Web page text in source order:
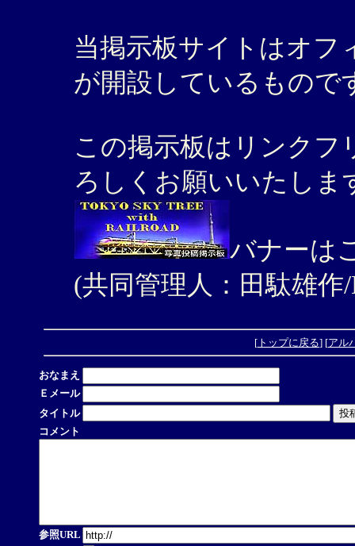
当掲示板サイトはオフ
が開設しているもので
この掲示板はリンクフ
ろしくお願いいたし
バナーは
(共同管理人：田駄雄作
[ トップに戻る] [アル
おなまえ
Ｅメール
タイトル
コメント
参照URL